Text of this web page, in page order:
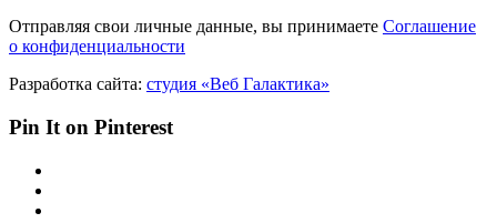
Отправляя свои личные данные, вы принимаете Соглашение
о конфиденциальности
Разработка сайта: студия «Веб Галактика»
Pin It on Pinterest